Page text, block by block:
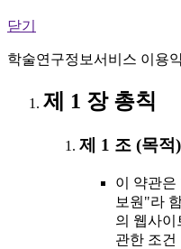
닫기
학술연구정보서비스 이용
제 1 장 총칙
제 1 조 (목적)
이 약관은
보원"라
의 웹사이
관한 조건